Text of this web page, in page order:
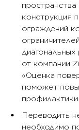
конструкция
ограждений
от компании
«Оценка
поможет
Переводить
необходимо